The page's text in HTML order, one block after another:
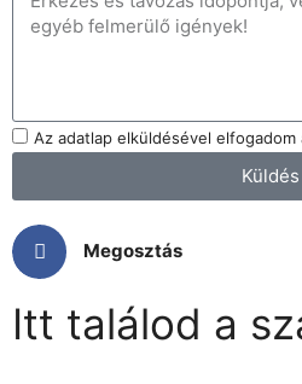
Az adatlap elküldésével
Küldés
Megosztás
Itt találod a